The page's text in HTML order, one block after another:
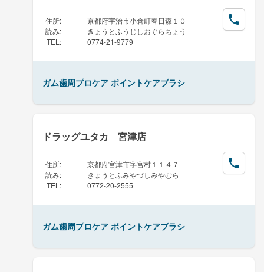
住所:
京都府宇治市小倉町春日森１０
読み:
きょうとふうじしおぐらちょう
TEL : 0774-21-9779
ガム歯周プロケア ポイントケアブラシ
ドラッグユタカ 宮津店
住所:
京都府宮津市字宮村１１４７
読み:
きょうとふみやづしみやむら
TEL : 0772-20-2555
ガム歯周プロケア ポイントケアブラシ